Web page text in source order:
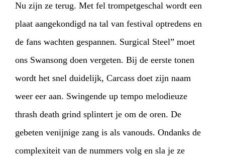
Nu zijn ze terug. Met fel trompetgeschal wordt een
plaat aangekondigd na tal van festival optredens en
de fans wachten gespannen. Surgical Steel” moet
ons Swansong doen vergeten. Bij de eerste tonen
wordt het snel duidelijk, Carcass doet zijn naam
weer eer aan. Swingende up tempo melodieuze
thrash death grind splintert je om de oren. De
gebeten venijnige zang is als vanouds. Ondanks de
complexiteit van de nummers volg en sla je ze